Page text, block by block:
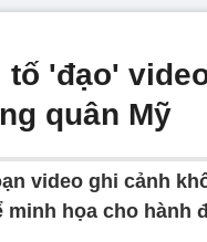
tố 'đạo'
quân Mỹ
video ghi cảnh
họa cho hành